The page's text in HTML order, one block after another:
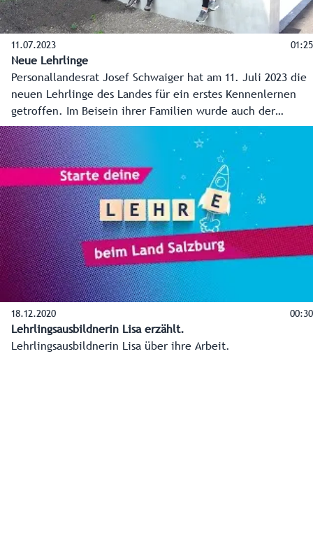
11.07.2023 01:25
Neue Lehrlinge
Personallandesrat Josef Schwaiger hat am 11. Juli 2023 die
neuen Lehrlinge des Landes für ein erstes Kennenlernen
getroffen. Im Beisein ihrer Familien wurde auch der
Lehrvertrag unterzeichnet. Insgesamt sind es 21
Neuaufnahmen, die im Herbst ihre Lehre beginnen als:
Verwaltungsassistentinnen und -assistenten (13), Finanz- /
Rechnungswesenassistentinnen und -assistenten (2),
Geoinformationstechniker (2), Vermessungstechniker (1),
Applikationsentwickler - Coding (1), Labortechniker -
Chemie (1) und KFZ-Techniker mit Schwerpunkt
Nutzfahrzeuge (1).
18.12.2020 00:30
Lehrlingsausbildnerin Lisa erzählt.
Lehrlingsausbildnerin Lisa über ihre Arbeit.